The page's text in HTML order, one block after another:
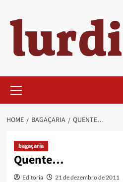
content
Menu
HOME BAGAÇARIA QUENTE…
bagaçaria
Quente…
Editoria 21 de dezembro de 2011